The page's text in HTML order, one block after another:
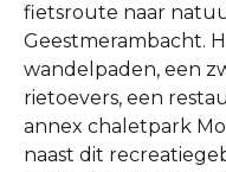
fietsroute naar
Geestmerambacht.
wandelpaden, een
rietoevers, een
annex chaletpark
naast dit